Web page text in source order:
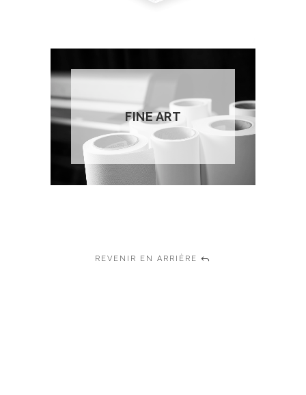
FINE ART
REVENIR EN ARRIÈRE